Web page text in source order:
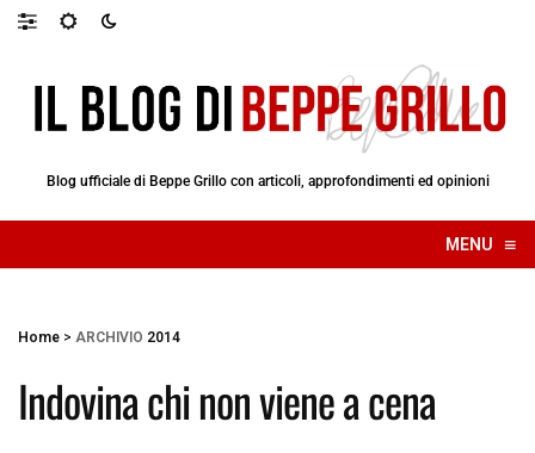
Blog ufficiale di Beppe Grillo con articoli, approfondimenti ed opinioni
MENU ≡
☰
Home > ARCHIVIO 2014
Indovina chi non viene a cena